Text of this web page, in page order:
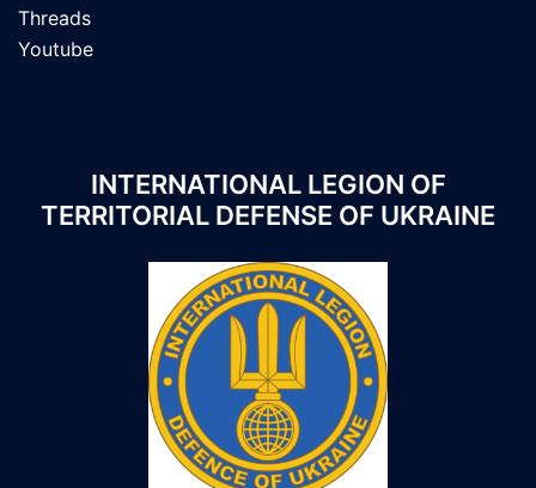
Threads
Youtube
INTERNATIONAL LEGION OF
TERRITORIAL DEFENSE OF UKRAINE